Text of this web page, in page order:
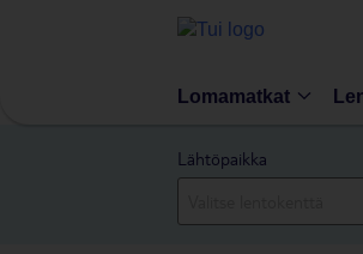
Lomamatkat
Lähtöpaikka